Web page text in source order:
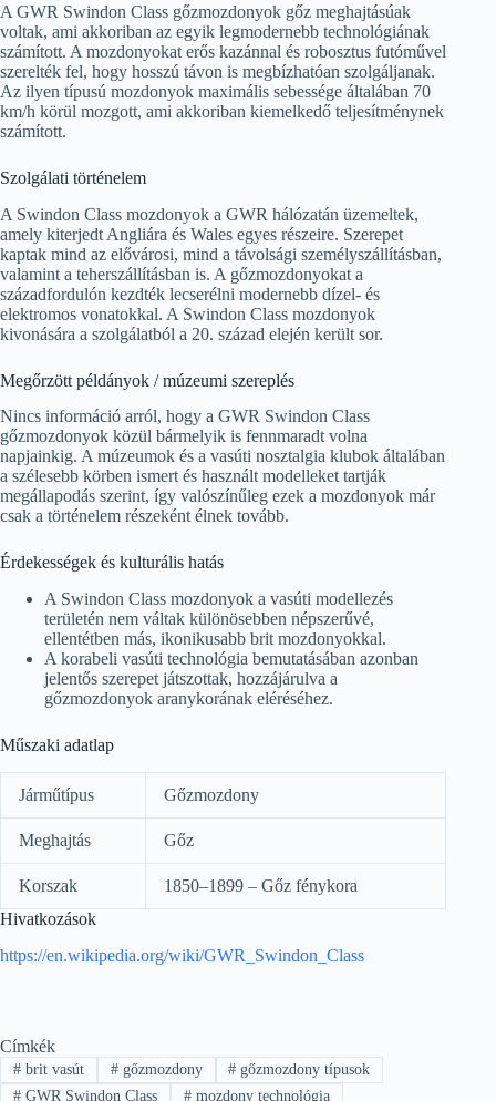
A GWR Swindon Class gőzmozdonyok gőz meghajtásúak
voltak, ami akkoriban az egyik legmodernebb technológiának
számított. A mozdonyokat erős kazánnal és robosztus futóművel
szerelték fel, hogy hosszú távon is megbízhatóan szolgáljanak.
Az ilyen típusú mozdonyok maximális sebessége általában 70
km/h körül mozgott, ami akkoriban kiemelkedő teljesítménynek
számított.
Szolgálati történelem
A Swindon Class mozdonyok a GWR hálózatán üzemeltek,
amely kiterjedt Angliára és Wales egyes részeire. Szerepet
kaptak mind az elővárosi, mind a távolsági személyszállításban,
valamint a teherszállításban is. A gőzmozdonyokat a
századfordulón kezdték lecserélni modernebb dízel- és
elektromos vonatokkal. A Swindon Class mozdonyok
kivonására a szolgálatból a 20. század elején került sor.
Megőrzött példányok / múzeumi szereplés
Nincs információ arról, hogy a GWR Swindon Class
gőzmozdonyok közül bármelyik is fennmaradt volna
napjainkig. A múzeumok és a vasúti nosztalgia klubok általában
a szélesebb körben ismert és használt modelleket tartják
megállapodás szerint, így valószínűleg ezek a mozdonyok már
csak a történelem részeként élnek tovább.
Érdekességek és kulturális hatás
A Swindon Class mozdonyok a vasúti modellezés
területén nem váltak különösebben népszerűvé,
ellentétben más, ikonikusabb brit mozdonyokkal.
A korabeli vasúti technológia bemutatásában azonban
jelentős szerepet játszottak, hozzájárulva a
gőzmozdonyok aranykorának eléréséhez.
Műszaki adatlap
Járműtípus Gőzmozdony
Meghajtás Gőz
Korszak
1850–1899 – Gőz fénykora
Hivatkozások
https://en.wikipedia.org/wiki/GWR_Swindon_Class
Címkék
#brit vasút #gőzmozdony # gőzmozdony típusok
#GWR Swindon Class #mozdony technológia